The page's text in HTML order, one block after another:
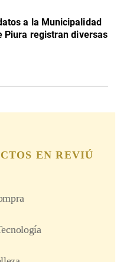
a la Municipalidad
Piura registran diversas